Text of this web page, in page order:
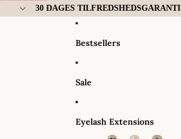
30 DAGES TILFREDSHEDSGARANTI
Bestsellers
Sale
Eyelash Extensions